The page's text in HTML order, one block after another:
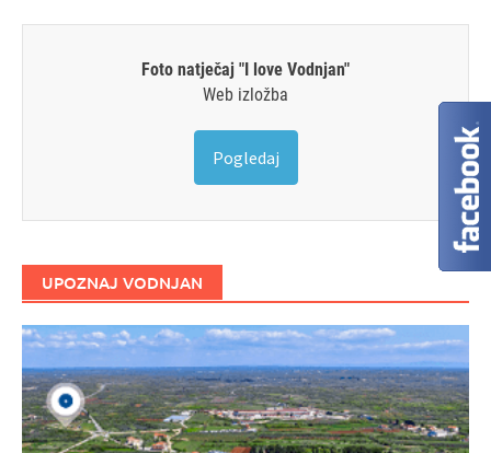
Foto natječaj "I love Vodnjan"
Web izložba
Pogledaj
UPOZNAJ VODNJAN